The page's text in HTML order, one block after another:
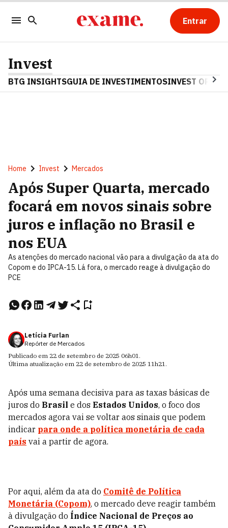
Entrar
Invest
BTG INSIGHTSGUIA DE INVESTIMENTOSINVEST OPINA
Home Invest Mercados
Após Super Quarta, mercado
focará em novos sinais sobre
juros e inflação no Brasil e
nos EUA
As atenções do mercado nacional vão para a divulgação da ata do
Copom e do IPCA-15. Lá fora, o mercado reage à divulgação do
PCE
Letícia Furlan
Repórter de Mercados
Publicado em 22 de setembro de 2025 06h01.
Última atualização em 22 de setembro de 2025 11h21.
Após uma semana decisiva para as taxas básicas de
juros do Brasil e dos Estados Unidos, o foco dos
mercados agora vai se voltar aos sinais que podem
indicar para onde a política monetária de cada
país vai a partir de agora.
Por aqui, além da ata do Comitê de Política
Monetária (Copom), o mercado deve reagir também
à divulgação do Índice Nacional de Preços ao